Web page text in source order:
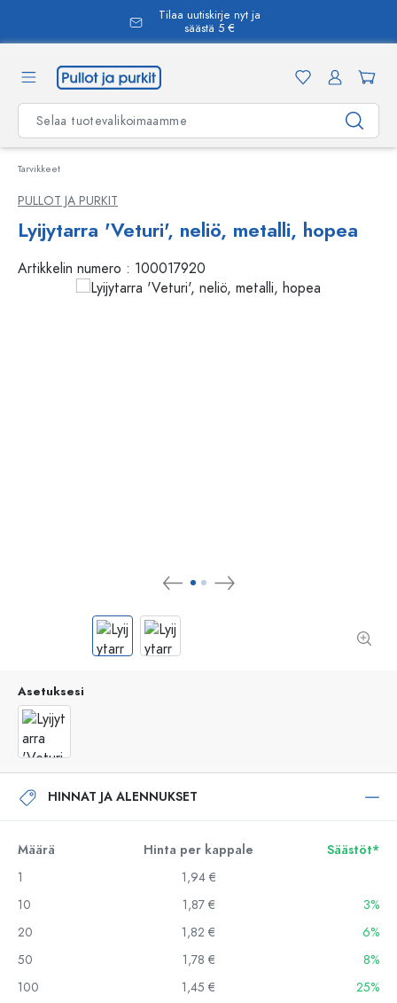
Tilaa uutiskirje nyt ja
säästä 5 €
Tarvikkeet
PULLOT JA PURKIT
Lyijytarra 'Veturi', neliö, metalli, hopea
Artikkelin numero : 100017920
Asetuksesi
HINNAT JA ALENNUKSET
Määrä Hinta per kappale
Säästöt*
1
1,94 €
10
1,87 €
3%
20
1,82 €
6%
50
1,78 €
8%
100
1,45 €
25%